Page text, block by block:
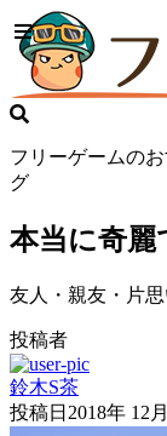
フリーゲームの
グ
本当に奇麗
友人・親友・片
投稿者
鈴木S茶
投稿日 2018年 12